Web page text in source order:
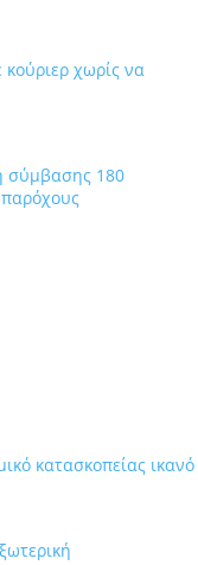
χωρίς να
σύμβασης 180
κατασκοπείας ικανό